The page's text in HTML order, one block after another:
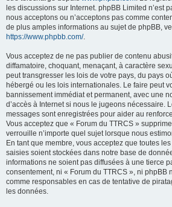
les discussions sur Internet. phpBB Limited n’est
nous acceptons ou n’acceptons pas comme
de plus amples informations au sujet de phpBB,
https://www.phpbb.com/.
Vous acceptez de ne pas publier de contenu
diffamatoire, choquant, menaçant, à caractère
peut transgresser les lois de votre pays, du pays
hébergé ou les lois internationales. Le faire peut
bannissement immédiat et permanent, avec une
d’accès à Internet si nous le jugeons nécessaire.
messages sont enregistrées pour aider au
Vous acceptez que « Forum du TTRCS »
verrouille n’importe quel sujet lorsque nous
En tant que membre, vous acceptez que toutes
saisies soient stockées dans notre base de
informations ne soient pas diffusées à une tierce
consentement, ni « Forum du TTRCS », ni phpBB
comme responsables en cas de tentative de
les données.